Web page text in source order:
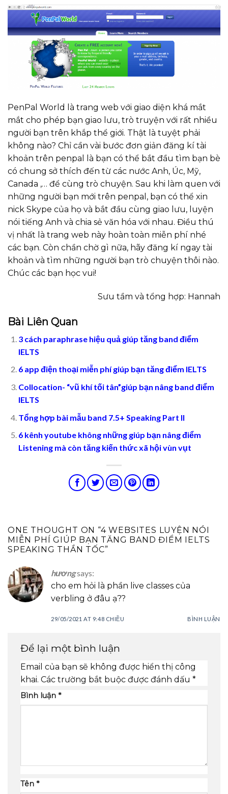
PenPal World là trang web với giao diện khá mắt
mắt cho phép bạn giao lưu, trò truyện với rất nhiều
người bạn trên khắp thể giới. Thật là tuyệt phải
không nào? Chỉ cần vài bước đơn giản đăng kí tài
khoản trên penpal là bạn có thể bắt đầu tìm bạn bè
có chung sở thích đến từ các nước Anh, Úc, Mỹ,
Canada ,… để cùng trò chuyện. Sau khi làm quen với
những người bạn mới trên penpal, bạn có thể xin
nick Skype của họ và bắt đầu cùng giao lưu, luyện
nói tiếng Anh và chia sẻ văn hóa với nhau. Điều thú
vị nhất là trang web này hoàn toàn miễn phí nhé
các bạn. Còn chần chờ gì nữa, hãy đăng kí ngay tài
khoản và tìm những người bạn trò chuyện thôi nào.
Chúc các bạn học vui!
Sưu tầm và tổng hợp: Hannah
Bài Liên Quan
3 cách paraphrase hiệu quả giúp tăng band điểm
IELTS
6 app điện thoại miễn phí giúp bạn tăng điểm IELTS
Collocation- “vũ khí tối tân”giúp bạn nâng band điểm
IELTS
Tổng hợp bài mẫu band 7.5+ Speaking Part II
6 kênh youtube không những giúp bạn nâng điểm
Listening mà còn tăng kiến thức xã hội vùn vụt
ONE THOUGHT ON “4 WEBSITES LUYỆN NÓI
MIỄN PHÍ GIÚP BẠN TĂNG BAND ĐIỂM IELTS
SPEAKING THẦN TỐC”
hươngsays:
cho em hỏi là phần live classes của
verbling ở đâu ạ??
29/05/2021 AT 9:48 CHIỀU BÌNH LUẬN
Để lại một bình luận
Email của bạn sẽ không được hiển thị công
khai. Các trường bắt buộc được đánh dấu *
Bình luận *
Tên *